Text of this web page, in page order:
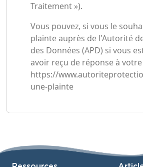
Traitement »).
Vous pouvez, si vous le
plainte auprès de l'Autorité
des Données (APD) si vous
avoir reçu de réponse à
https://
une-plainte